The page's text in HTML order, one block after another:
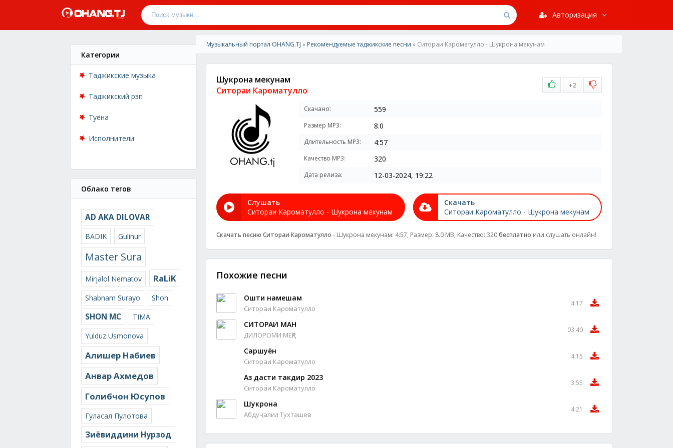
Авторизация
Категории
Таджикские музыка
Таджикский рэп
Туёна
Исполнители
Облако тегов
AD AKA DILOVAR
BADIK Gulinur
Master Sura
Mirjalol Nematov RaLiK
Shabnam Surayo Shoh
SHON MC
TIMA
Yulduz Usmonova
Алишер Набиев
Анвар Ахмедов
Голибчон Юсупов
Гуласал Пулотова
Зиёвиддини Нурзод
Музыкальный портал OHANG.TJ » Рекомендуемые таджикские песни » Ситораи Кароматулло - Шукрона мекунам
Шукрона мекунам
Ситораи Кароматулло
+2
Скачано: 559
Размер MP3: 8.0
Длительность MP3: 4:57
Качество MP3: 320
Дата релиза: 12-03-2024, 19:22
Слушать
Ситораи Кароматулло - Шукрона мекунам
Скачать
Ситораи Кароматулло - Шукрона мекунам
Скачать песню Ситораи Кароматулло - Шукрона мекунам: 4:57, Размер: 8.0 MB, Качество: 320бесплатно или слушать онлайн!
Похожие песни
Ошти намешам
Ситораи Кароматулло
4:17
СИТОРАИ МАН
ДИЛОРОМИ МЕҲР
03:40
Саршуён
Ситораи Кароматулло
4:15
Аз дасти такдир 2023
Ситораи Кароматулло
3:55
Шукрона
Абдуҷалил Тухташев
4:21